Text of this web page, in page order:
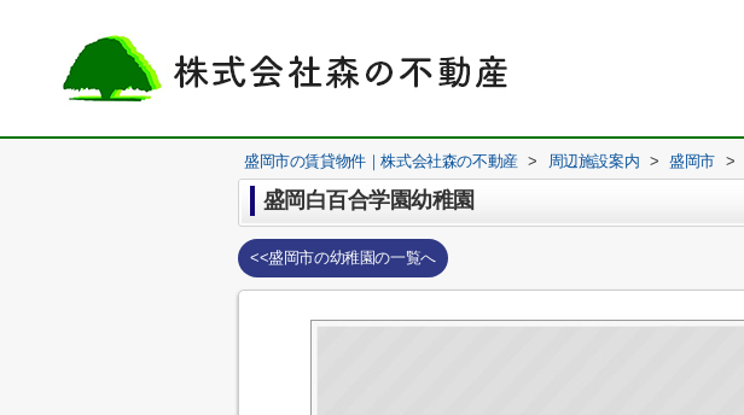
盛岡市の賃貸物件｜株式会社森の不動産 > 周辺施設案内 > 盛岡市 >
盛岡白百合学園幼稚園
<<盛岡市の幼稚園の一覧へ